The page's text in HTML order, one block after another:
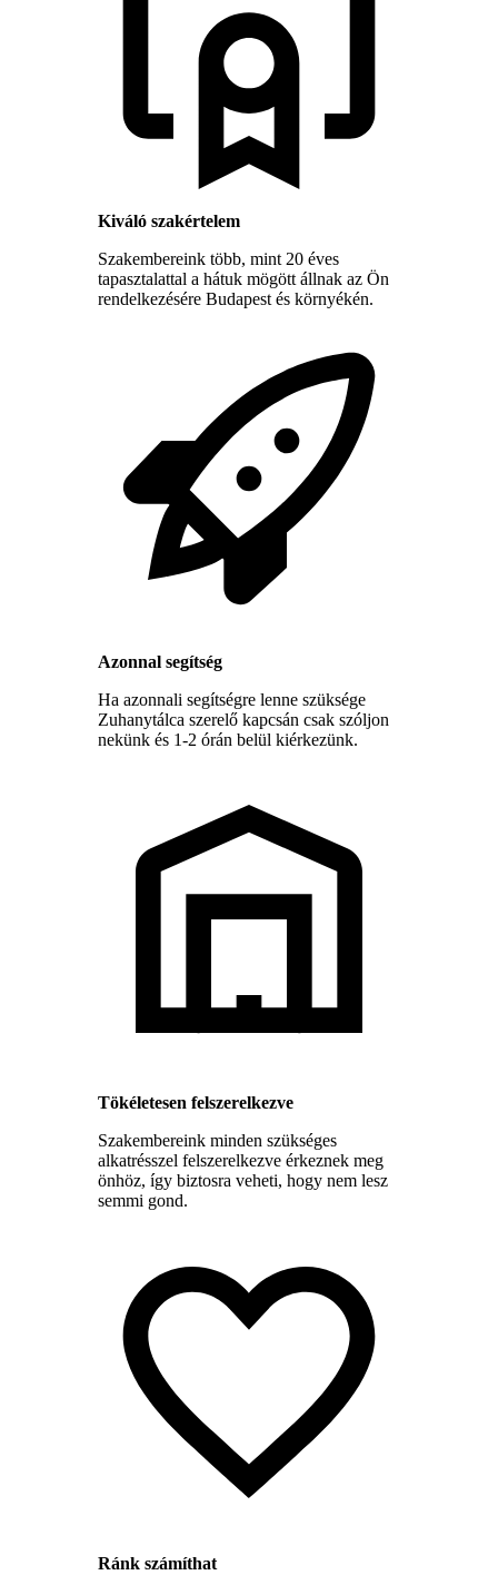
Kiváló szakértelem
Szakembereink több, mint 20 éves
tapasztalattal a hátuk mögött állnak az Ön
rendelkezésére Budapest és környékén.
Azonnal segítség
Ha azonnali segítségre lenne szüksége
Zuhanytálca szerelő kapcsán csak szóljon
nekünk és 1-2 órán belül kiérkezünk.
Tökéletesen felszerelkezve
Szakembereink minden szükséges
alkatrésszel felszerelkezve érkeznek meg
önhöz, így biztosra veheti, hogy nem lesz
semmi gond.
Ránk számíthat